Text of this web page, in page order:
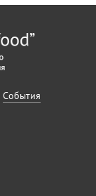
События